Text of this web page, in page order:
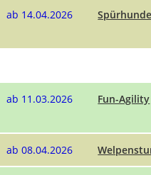
ab 14.04.2026
ab 11.03.2026 Fun-Agility
ab 08.04.2026